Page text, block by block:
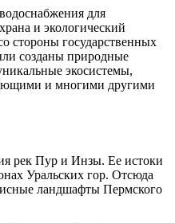
для
и экологический
стороны государственных
созданы природные
экосистемы,
и многими другими
рек Пур и Инзы. Ее истоки
Уральских гор. Отсюда
ландшафты Пермского